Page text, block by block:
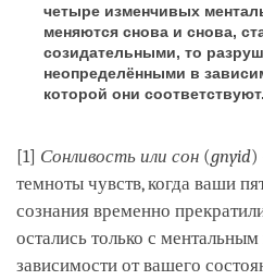
четыре изменчивых
меняются снова и снова,
созидательными, то
неопределёнными в
которой они соответствуют.
[1] Сонливость или сон (gnyid)
темноты чувств, когда ваши
сознания временно
остались только с
зависимости от вашего